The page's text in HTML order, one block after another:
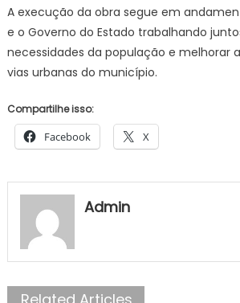
A execução da obra segue em
e o Governo do Estado trabalhando
necessidades da população e melhorar
vias urbanas do município.
Compartilhe isso:
Facebook X
Admin